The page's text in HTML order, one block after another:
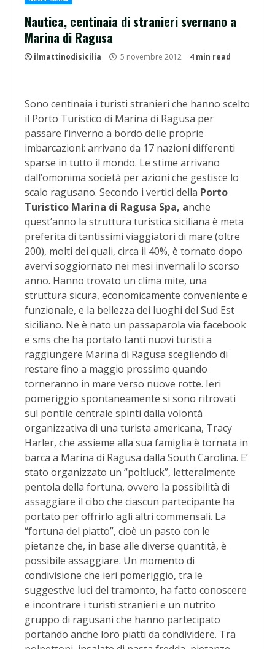
Nautica, centinaia di stranieri svernano a
Marina di Ragusa
ilmattinodisicilia 5 novembre 2012 4 min read
Sono centinaia i turisti stranieri che hanno scelto
il Porto Turistico di Marina di Ragusa per
passare l’inverno a bordo delle proprie
imbarcazioni: arrivano da 17 nazioni differenti
sparse in tutto il mondo. Le stime arrivano
dall’omonima società per azioni che gestisce lo
scalo ragusano. Secondo i vertici della Porto
Turistico Marina di Ragusa Spa, anche
quest’anno la struttura turistica siciliana è meta
preferita di tantissimi viaggiatori di mare (oltre
200), molti dei quali, circa il 40%, è tornato dopo
avervi soggiornato nei mesi invernali lo scorso
anno. Hanno trovato un clima mite, una
struttura sicura, economicamente conveniente e
funzionale, e la bellezza dei luoghi del Sud Est
siciliano. Ne è nato un passaparola via facebook
e sms che ha portato tanti nuovi turisti a
raggiungere Marina di Ragusa scegliendo di
restare fino a maggio prossimo quando
torneranno in mare verso nuove rotte. Ieri
pomeriggio spontaneamente si sono ritrovati
sul pontile centrale spinti dalla volontà
organizzativa di una turista americana, Tracy
Harler, che assieme alla sua famiglia è tornata in
barca a Marina di Ragusa dalla South Carolina. E’
stato organizzato un “poltluck”, letteralmente
pentola della fortuna, ovvero la possibilità di
assaggiare il cibo che ciascun partecipante ha
portato per offrirlo agli altri commensali. La
“fortuna del piatto”, cioè un pasto con le
pietanze che, in base alle diverse quantità, è
possibile assaggiare. Un momento di
condivisione che ieri pomeriggio, tra le
suggestive luci del tramonto, ha fatto conoscere
e incontrare i turisti stranieri e un nutrito
gruppo di ragusani che hanno partecipato
portando anche loro piatti da condividere. Tra